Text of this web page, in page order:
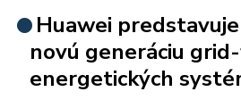
Huawei
novú generáciu
energetických